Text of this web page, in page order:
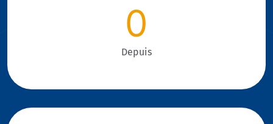
0
Depuis